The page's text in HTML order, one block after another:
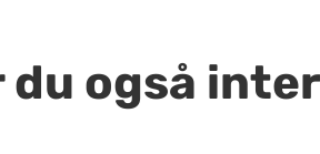
du også